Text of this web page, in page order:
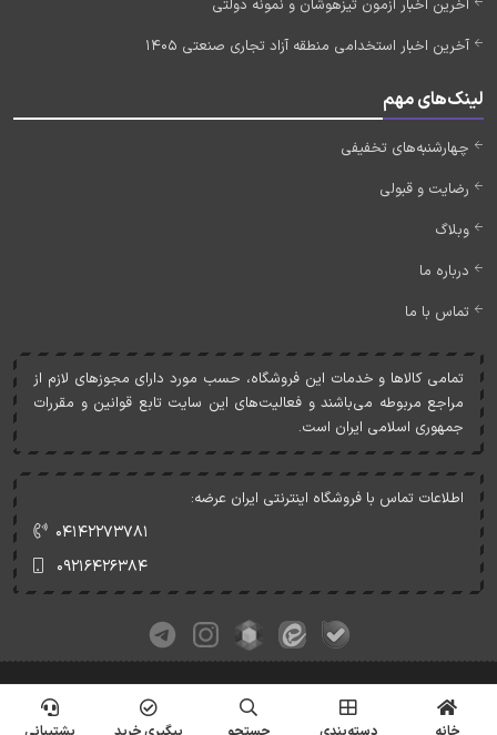
آخرین اخبار آزمون تیزهوشان و نمونه دولتی
آخرین اخبار استخدامی منطقه آزاد تجاری صنعتی 1405
لینک‌های مهم
چهارشنبه‌های تخفیفی
رضایت و قبولی
وبلاگ
درباره ما
تماس با ما
تمامی کالاها و خدمات اين فروشگاه، حسب مورد دارای مجوزهای لازم از
مراجع مربوطه می‌باشند و فعاليت‌های اين سايت تابع قوانين و مقررات
جمهوری اسلامی ايران است.
اطلاعات تماس با فروشگاه اینترنتی ایران عرضه:
۰۴۱۴۲۲۷۳۷۸۱
۰۹۲۱۶۴۲۶۳۸۴
کلیه حقوق این وبسایت متعلق به ایران عرضه می‌باشد.
© Copyrights - IranArze.ir - 1405